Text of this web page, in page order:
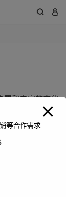
 
置和丰富的文化
。通过有效的
更多的游客和
等合作需求